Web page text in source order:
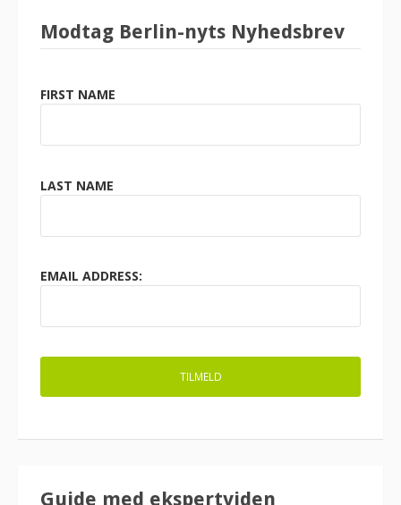
Modtag Berlin-nyts Nyhedsbrev
FIRST NAME
LAST NAME
EMAIL ADDRESS:
Guide med ekspertviden